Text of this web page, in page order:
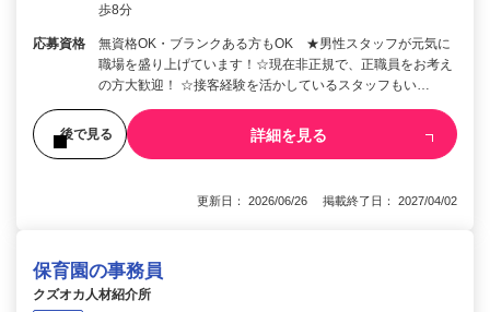
歩8分
応募資格
無資格OK・ブランクある方もOK ★男性スタッフが元気に
職場を盛り上げています！☆現在非正規で、正職員をお考え
の方大歓迎！ ☆接客経験を活かしているスタッフもい…
後で見る 詳細を見る
更新日： 2026/06/26 掲載終了日： 2027/04/02
保育園の事務員
クズオカ人材紹介所